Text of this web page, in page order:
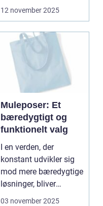
12 november 2025
Muleposer: Et
bæredygtigt og
funktionelt valg
I en verden, der
konstant udvikler sig
mod mere bæredygtige
løsninger, bliver
produkter...
03 november 2025